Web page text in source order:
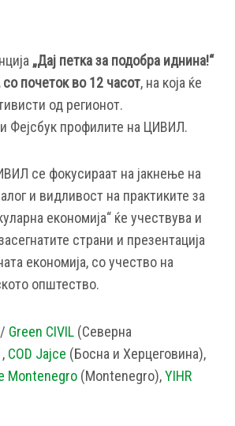
„Дај петка за подобра иднина!“
со почеток во 12 часот, на која ќе
од регионот.
Фејсбук профилите на ЦИВИЛ.
се фокусираат на јакнење на
и видливост на практиките за
економија“ ќе учествува и
страни и презентација
економија, со учество на
општество.
/ Green CIVIL (Северна
, COD Jajce (Босна и Херцеговина),
Montenegro (Montenegro),YIHR